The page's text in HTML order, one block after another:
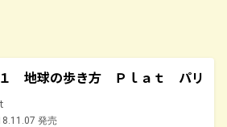
地球の歩き方 Ｐｌａｔ パリ
発売